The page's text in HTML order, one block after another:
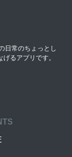
日常のちょっとし
るアプリです。